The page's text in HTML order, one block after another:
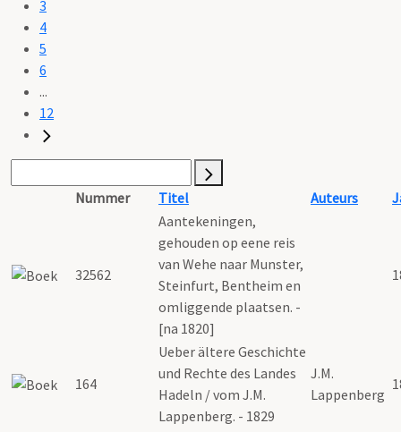
3
4
5
6
...
12
Nummer Titel Auteurs
32562
Aantekeningen,
gehouden op eene reis
van Wehe naar Munster,
Steinfurt, Bentheim en
omliggende plaatsen. -
[na 1820]
164
Ueber ältere Geschichte
und Rechte des Landes
Hadeln / vom J.M.
Lappenberg. - 1829
J.M.
Lappenberg